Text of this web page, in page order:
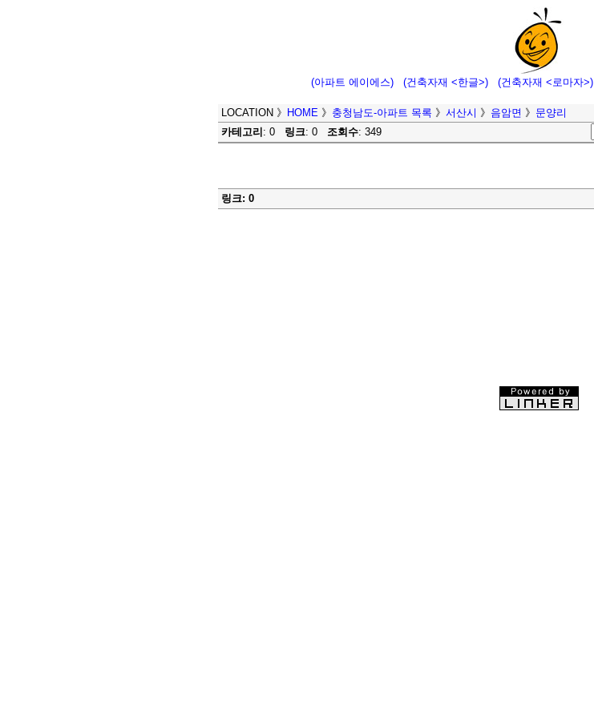
(아파트 에이에스) (건축자재 <한글>) (건축자재 <로마자>)
LOCATION 》 HOME 》 충청남도-아파트 목록 》 서산시 》 음암면 》 문양리
카테고리 : 0 링크: 0 조회수: 349
링크: 0